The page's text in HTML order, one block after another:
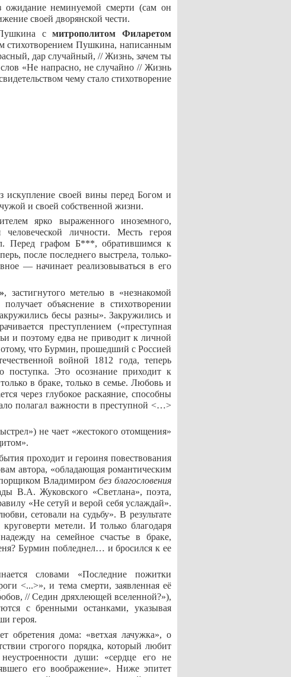
неминуемой смерти (сам он
своей дворянской чести.
Пушкина смитрополитом Филаретом
стихотворением Пушкина, написанным
дар случайный, // Жизнь, зачем ты
«Не напрасно, не случайно // Жизнь
чему стало стихотворение
искупление своей вины перед Богом и
и своей собственной жизни.
ярко выраженного иноземного,
личности. Месть героя
Перед графом Б***, обратившимся к
после последнего выстрела, только-
— начинает реализовываться в его
, застигнутого метелью в «незнакомой
объяснение в стихотворении
бесы разны». Закружились и
преступлением («преступная
и поэтому едва не приводит к личной
что Бурмин, прошедший с Россией
войной 1812 года, теперь
поступка. Это осознание приходит к
в браке, только в семье. Любовь и
через глубокое раскаяние, способны
полагал важности в преступной <…>
не чает «жестокого отомщения»
проходит и героиня повествования
автора, «обладающая романтическим
Владимиром без благословения
В.А. Жуковского «Светлана», поэта,
«Не сетуй и верой себя услаждай».
сетовали на судьбу». В результате
метели. И только благодаря
на семейное счастье в браке,
Бурмин побледнел… и бросился к ее
словами «Последние пожитки
<...>», и тема смерти, заявленная её
// Седин дряхлеющей вселенной?»),
с бренными останками, указывая
героя.
обретения дома: «ветхая лачужка», о
строгого порядка, который любит
души: «сердце его не
его воображение». Ниже эпитет